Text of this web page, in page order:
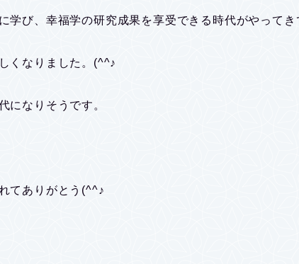
学び、幸福学の研究成果を享受できる時代がやってき
くなりました。(^^♪
になりそうです。
てありがとう(^^♪